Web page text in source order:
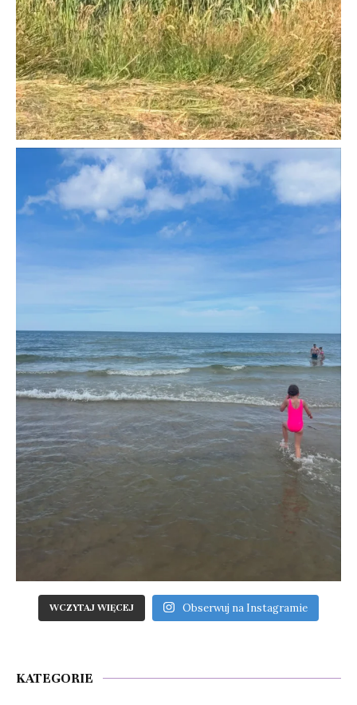
WCZYTAJ WIĘCEJ Obserwuj na Instagramie
KATEGORIE